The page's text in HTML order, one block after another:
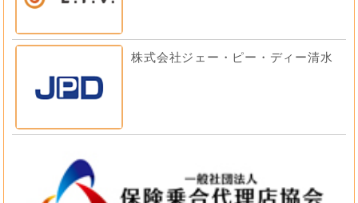
株式会社ジェー・ピー・ディー清水